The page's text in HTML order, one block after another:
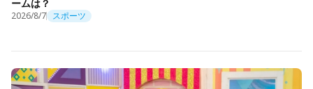
ームは？
2026/8/7 スポーツ